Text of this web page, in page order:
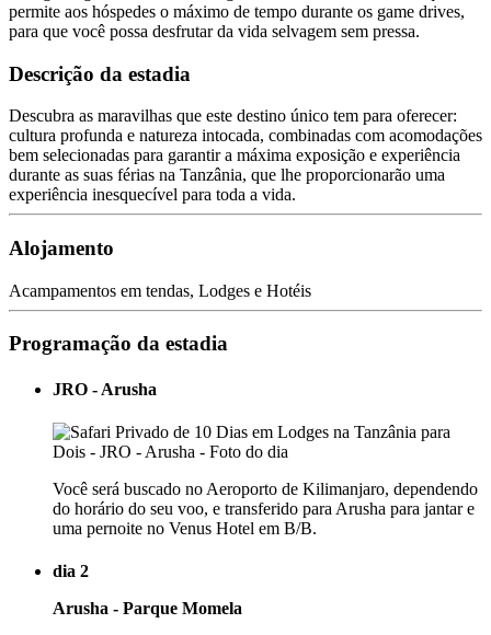
permite aos hóspedes o máximo de tempo durante os game drives,
para que você possa desfrutar da vida selvagem sem pressa.
Descrição da estadia
Descubra as maravilhas que este destino único tem para oferecer:
cultura profunda e natureza intocada, combinadas com acomodações
bem selecionadas para garantir a máxima exposição e experiência
durante as suas férias na Tanzânia, que lhe proporcionarão uma
experiência inesquecível para toda a vida.
Alojamento
Acampamentos em tendas, Lodges e Hotéis
Programação da estadia
JRO - Arusha
Você será buscado no Aeroporto de Kilimanjaro, dependendo
do horário do seu voo, e transferido para Arusha para jantar e
uma pernoite no Venus Hotel em B/B.
dia 2
Arusha - Parque Momela